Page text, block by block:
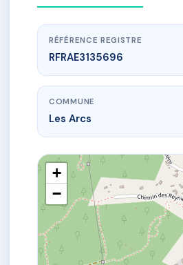
RÉFÉRENCE REGISTRE
RFRAE3135696
COMMUNE
Les Arcs
+
−